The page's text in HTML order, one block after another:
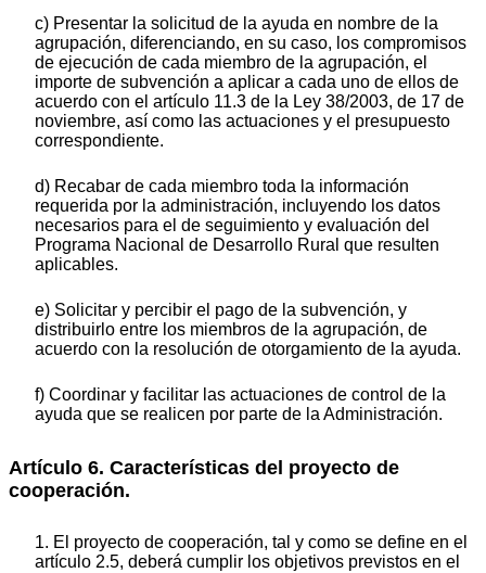
c) Presentar la solicitud de la ayuda en nombre de la
agrupación, diferenciando, en su caso, los compromisos
de ejecución de cada miembro de la agrupación, el
importe de subvención a aplicar a cada uno de ellos de
acuerdo con el artículo 11.3 de la Ley 38/2003, de 17 de
noviembre, así como las actuaciones y el presupuesto
correspondiente.
d) Recabar de cada miembro toda la información
requerida por la administración, incluyendo los datos
necesarios para el de seguimiento y evaluación del
Programa Nacional de Desarrollo Rural que resulten
aplicables.
e) Solicitar y percibir el pago de la subvención, y
distribuirlo entre los miembros de la agrupación, de
acuerdo con la resolución de otorgamiento de la ayuda.
f) Coordinar y facilitar las actuaciones de control de la
ayuda que se realicen por parte de la Administración.
Artículo 6. Características del proyecto de
cooperación.
1. El proyecto de cooperación, tal y como se define en el
artículo 2.5, deberá cumplir los objetivos previstos en el